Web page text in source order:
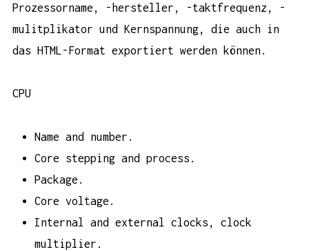
Prozessorname, -hersteller, -taktfrequenz, -
mulitplikator und Kernspannung, die auch in
das HTML-Format exportiert werden können.
CPU
Name and number.
Core stepping and process.
Package.
Core voltage.
Internal and external clocks, clock
multiplier.